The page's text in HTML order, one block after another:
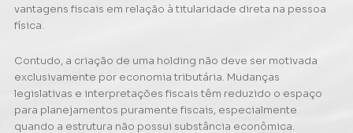
vantagens fiscais em relação à titularidade direta na pessoa
física.
Contudo, a criação de uma holding não deve ser motivada
exclusivamente por economia tributária. Mudanças
legislativas e interpretações fiscais têm reduzido o espaço
para planejamentos puramente fiscais, especialmente
quando a estrutura não possui substância econômica.